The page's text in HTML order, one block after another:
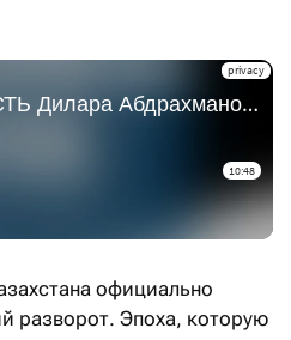
официально
разворот. Эпоха, которую